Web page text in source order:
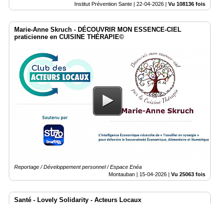
Institut Prévention Sante | 22-04-2026 | Vu 108136 fois
Marie-Anne Skruch - DÉCOUVRIR MON ESSENCE-CIEL
praticienne en CUISINE THÉRAPIE©
Reportage / Développement personnel / Espace Enéa
Montauban | 15-04-2026 Vu 25063 fois
Santé - Lovely Solidarity - Acteurs Locaux